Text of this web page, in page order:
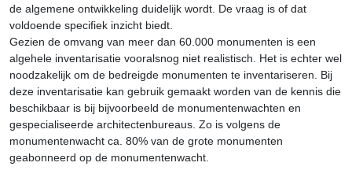
de algemene ontwikkeling duidelijk wordt. De vraag is of dat
voldoende specifiek inzicht biedt.
Gezien de omvang van meer dan 60.000 monumenten is een
algehele inventarisatie vooralsnog niet realistisch. Het is echter wel
noodzakelijk om de bedreigde monumenten te inventariseren. Bij
deze inventarisatie kan gebruik gemaakt worden van de kennis die
beschikbaar is bij bijvoorbeeld de monumentenwachten en
gespecialiseerde architectenbureaus. Zo is volgens de
monumentenwacht ca. 80% van de grote monumenten
geabonneerd op de monumentenwacht.